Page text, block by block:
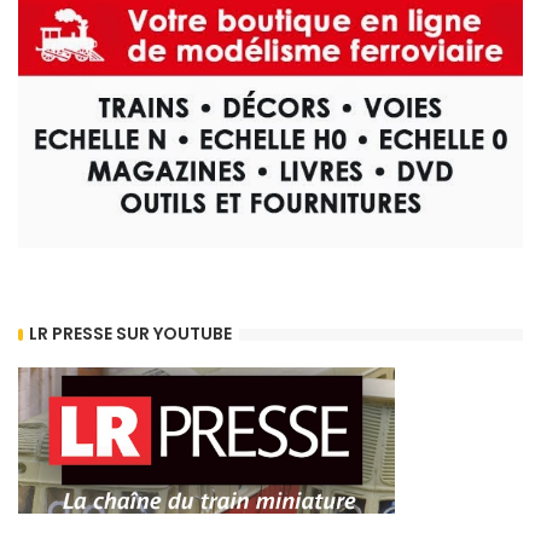
LR PRESSE SUR YOUTUBE